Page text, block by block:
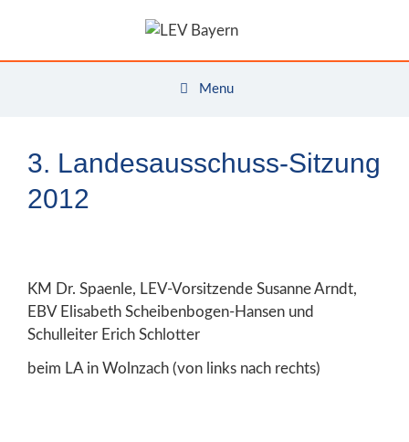
Menu
3. Landesausschuss-Sitzung
2012
KM Dr. Spaenle, LEV-Vorsitzende Susanne Arndt,
EBV Elisabeth Scheibenbogen-Hansen und
Schulleiter Erich Schlotter
beim LA in Wolnzach (von links nach rechts)